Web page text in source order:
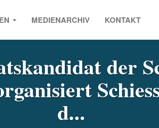
MEDIENARCHIV KONTAKT
der
d...